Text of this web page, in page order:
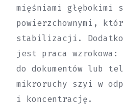
mięśniami głębokimi
powierzchownymi,
stabilizacji.
jest praca wzrokowa:
do dokumentów lub
mikroruchy szyi w
i koncentrację.